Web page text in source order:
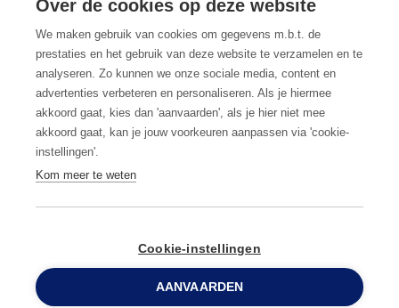
Anticimex dans votre région
Postes vacants
Foire aux questions
Conditions générales Privacy & cookies
© Copyright2026Anticimex
0800 96 900
Over de cookies op deze website
We maken gebruik van cookies om gegevens m.b.t. de
prestaties en het gebruik van deze website te verzamelen en te
analyseren. Zo kunnen we onze sociale media, content en
advertenties verbeteren en personaliseren. Als je hiermee
akkoord gaat, kies dan 'aanvaarden', als je hier niet mee
akkoord gaat, kan je jouw voorkeuren aanpassen via 'cookie-
instellingen'.
Kom meer te weten
Cookie-instellingen
AANVAARDEN